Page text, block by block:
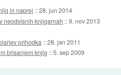
in naprej ::28. jun 2014
neodvisnih knjigarnah ::9. nov 2013
prihodka ::28. jan 2011
brisanjem knjig ::5. sep 2009